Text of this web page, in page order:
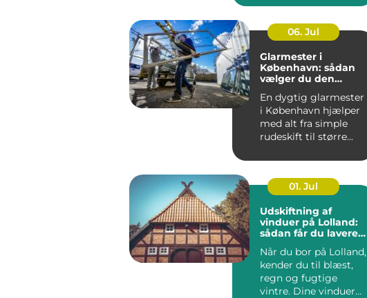
06. Jul
Glarmester i
København: sådan
vælger du den
En dygtig glarmester
i København hjælper
med alt fra simple
rudeskift til større...
01. Jul
Udskiftning af
vinduer på Lolland:
sådan får du lavere
Når du bor på Lolland,
kender du til blæst,
regn og fugtige
vintre. Dine vinduer